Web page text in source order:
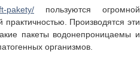
pakety/ пользуются огромной
Производятся эти
пакеты водонепроницаемы и
организмов.